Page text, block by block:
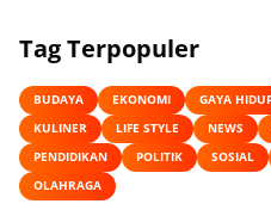
Tag Terpopuler
BUDAYA EKONOMI GAYA
KULINER
LIFE STYLE NEWS
PENDIDIKAN
POLITIK SOSIAL
OLAHRAGA